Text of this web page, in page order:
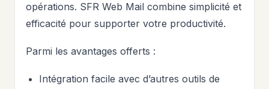
opérations. SFR Web Mail combine simplicité et
efficacité pour supporter votre productivité.
Parmi les avantages offerts :
Intégration facile avec d’autres outils de